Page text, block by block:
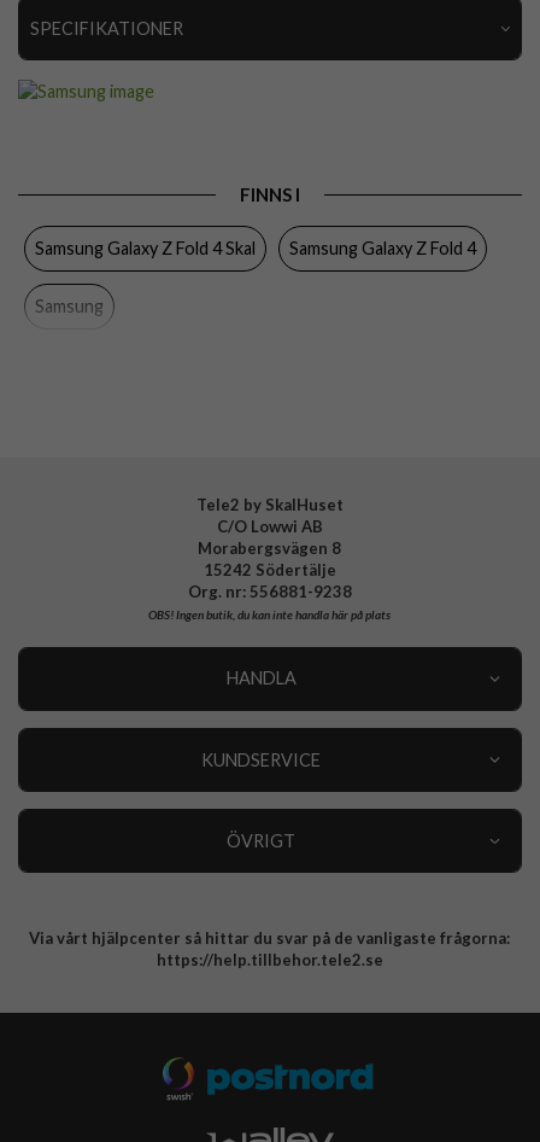
SPECIFIKATIONER
Färg Svart
Material
FINNS I
Samsung Galaxy Z Fold 4 Skal Samsung Galaxy Z Fold 4
Samsung
Tele2 by SkalHuset
C/O Lowwi AB
Morabergsvägen 8
15242 Södertälje
Org. nr: 556881-9238
OBS!Ingen butik, du kan inte handla här på plats
HANDLA
KUNDSERVICE
ÖVRIGT
Integritetspolicy
Via vårt hjälpcenter så hittar du svar på de vanligaste frågorna:
https://help.tillbehor.tele2.se